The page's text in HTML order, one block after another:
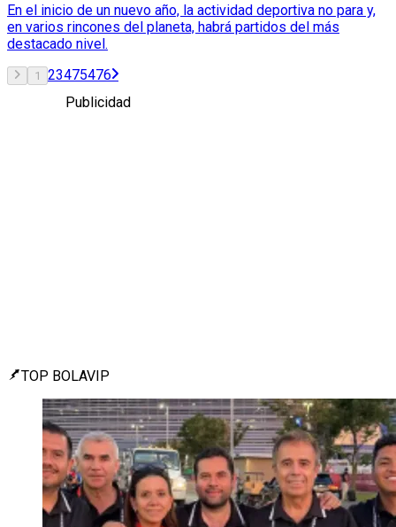
En el inicio de un nuevo año, la actividad deportiva no para y,
en varios rincones del planeta, habrá partidos del más
destacado nivel.
1 23475476
Publicidad
TOP BOLAVIP